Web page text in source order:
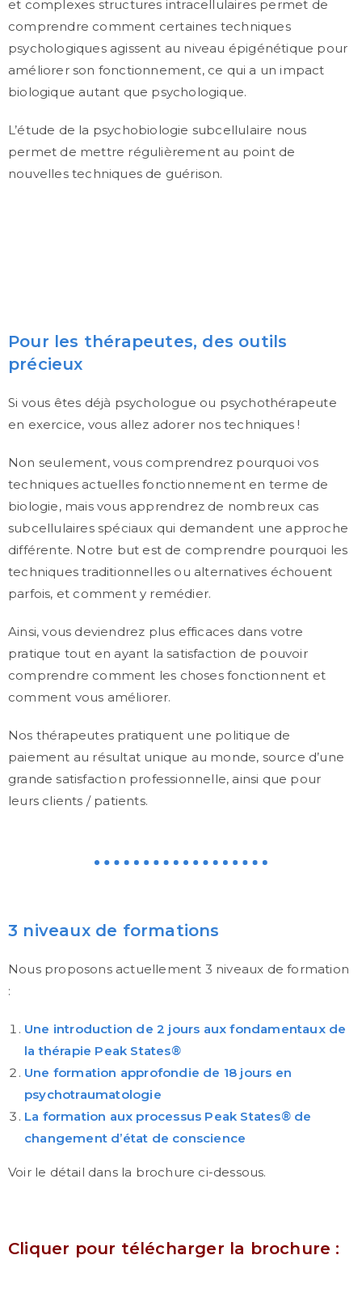
et complexes structures intracellulaires permet de
comprendre comment certaines techniques
psychologiques agissent au niveau épigénétique pour
améliorer son fonctionnement, ce qui a un impact
biologique autant que psychologique.
L’étude de la psychobiologie subcellulaire nous
permet de mettre régulièrement au point de
nouvelles techniques de guérison.
Pour les thérapeutes, des outils
précieux
Si vous êtes déjà psychologue ou psychothérapeute
en exercice, vous allez adorer nos techniques !
Non seulement, vous comprendrez pourquoi vos
techniques actuelles fonctionnement en terme de
biologie, mais vous apprendrez de nombreux cas
subcellulaires spéciaux qui demandent une approche
différente. Notre but est de comprendre pourquoi les
techniques traditionnelles ou alternatives échouent
parfois, et comment y remédier.
Ainsi, vous deviendrez plus efficaces dans votre
pratique tout en ayant la satisfaction de pouvoir
comprendre comment les choses fonctionnent et
comment vous améliorer.
Nos thérapeutes pratiquent une politique de
paiement au résultat unique au monde, source d’une
grande satisfaction professionnelle, ainsi que pour
leurs clients / patients.
3 niveaux de formations
Nous proposons actuellement 3 niveaux de formation
:
Une introduction de 2 jours aux fondamentaux de
la thérapie Peak States®
Une formation approfondie de 18 jours en
psychotraumatologie
La formation aux processus Peak States® de
changement d’état de conscience
Voir le détail dans la brochure ci-dessous.
Cliquer pour télécharger la brochure :